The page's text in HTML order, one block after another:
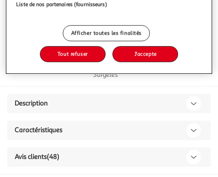
Surgelés
Description
Caractéristiques
Avis clients(48)
Liste de nos partenaires (fournisseurs)
Afficher toutes les finalités
Tout refuser J'accepte